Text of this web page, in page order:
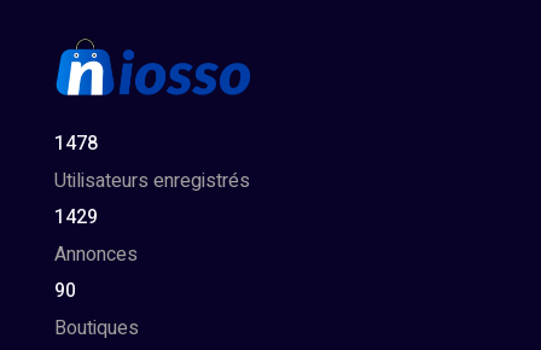
1478
Utilisateurs enregistrés
1429
Annonces
90
Boutiques